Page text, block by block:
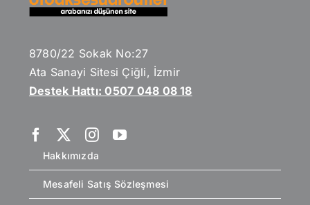
8780/22 Sokak No:27
Ata Sanayi Sitesi Çiğli, İzmir
Destek Hattı: 0507 048 08 18
Hakkımızda
Mesafeli Satış Sözleşmesi